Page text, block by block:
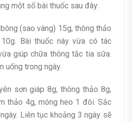
một số bài thuốc sau đây:
(sao vàng) 15g, thông thảo
Bài thuốc này vừa có tác
giúp chữa thông tắc tia sữa.
uống trong ngày.
sơn giáp 8g, thông thảo 8g,
thảo 4g, móng heo 1 đôi. Sắc
Liên tục khoảng 3 ngày sẽ